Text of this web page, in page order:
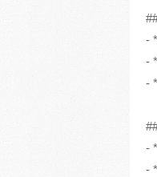
-
-
-
-
-